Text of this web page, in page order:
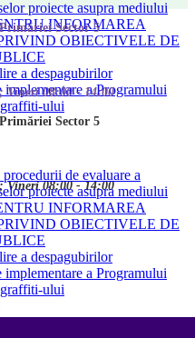
proiecte asupra mediului
INFORMAREA
OBIECTIVELE DE
a despagubirilor
implementare a Programului
ului
Sector 5
Vineri 08:00 - 14:00
Sector 5
Vineri 08:00 - 14:00
de evaluare a
proiecte asupra mediului
INFORMAREA
OBIECTIVELE DE
a despagubirilor
implementare a Programului
ului